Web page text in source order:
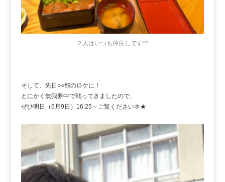
２人はいつも仲良しです^^
そして、先日○○部のロケに！
とにかく無我夢中で戦ってきましたので、
ぜひ明日（6月9日）16:25～ご覧くださいネ★